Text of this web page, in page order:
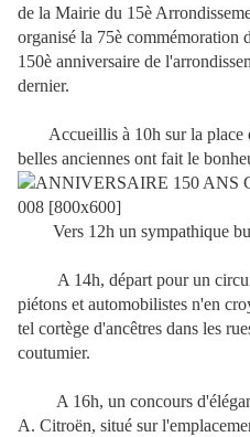
de la Mairie du 15è
organisé la 75è commémoration
150è anniversaire de
dernier.
Accueillis à 10h sur la place
belles anciennes ont fait le
Vers 12h un sympathique
A 14h, départ pour un circuit
piétons et automobilistes n'en
tel cortège d'ancêtres dans les
coutumier.
A 16h, un concours
A. Citroën, situé sur